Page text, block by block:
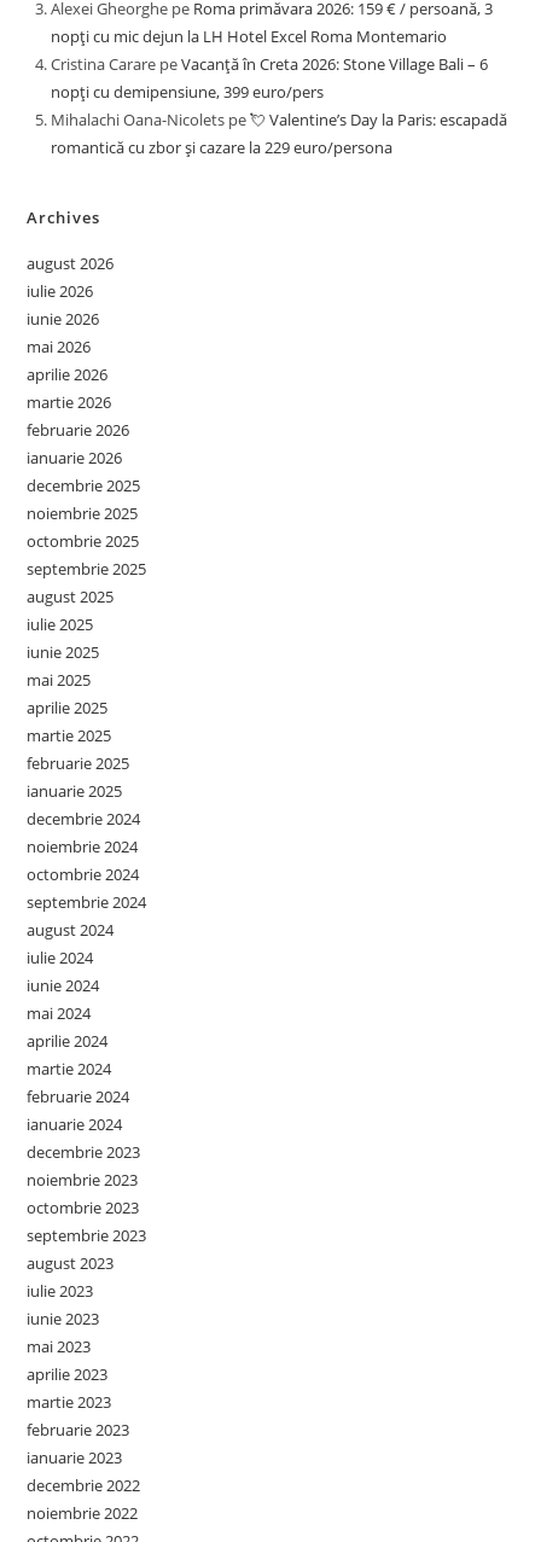
Alexei Gheorghe pe Roma primăvara 2026: 159 € / persoană, 3
nopți cu mic dejun la LH Hotel Excel Roma Montemario
Cristina Carare peVacanță în Creta 2026: Stone Village Bali – 6
nopți cu demipensiune, 399 euro/pers
Mihalachi Oana-Nicolets pe💘 Valentine’s Day la Paris: escapadă
romantică cu zbor și cazare la 229 euro/persona
Archives
august 2026
iulie 2026
iunie 2026
mai 2026
aprilie 2026
martie 2026
februarie 2026
ianuarie 2026
decembrie 2025
noiembrie 2025
octombrie 2025
septembrie 2025
august 2025
iulie 2025
iunie 2025
mai 2025
aprilie 2025
martie 2025
februarie 2025
ianuarie 2025
decembrie 2024
noiembrie 2024
octombrie 2024
septembrie 2024
august 2024
iulie 2024
iunie 2024
mai 2024
aprilie 2024
martie 2024
februarie 2024
ianuarie 2024
decembrie 2023
noiembrie 2023
octombrie 2023
septembrie 2023
august 2023
iulie 2023
iunie 2023
mai 2023
aprilie 2023
martie 2023
februarie 2023
ianuarie 2023
decembrie 2022
noiembrie 2022